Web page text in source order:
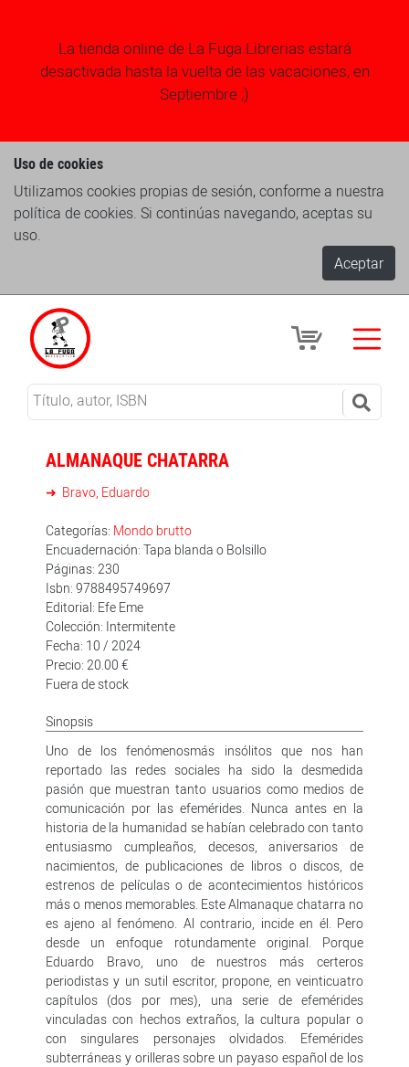
La tienda online de La Fuga Librerias estará
desactivada hasta la vuelta de las vacaciones, en
Septiembre ;)
Uso de cookies
Utilizamos cookies propias de sesión, conforme a nuestra
política de cookies. Si continúas navegando, aceptas su
uso.
Aceptar
ALMANAQUE CHATARRA
Bravo, Eduardo
Categorías: Mondo brutto
Encuadernación: Tapa blanda o Bolsillo
Páginas: 230
Isbn: 9788495749697
Editorial: Efe Eme
Colección: Intermitente
Fecha: 10 / 2024
Precio: 20.00 €
Fuera de stock
Sinopsis
Uno de los fenómenosmás insólitos que nos han
reportado las redes sociales ha sido la desmedida
pasión que muestran tanto usuarios como medios de
comunicación por las efemérides. Nunca antes en la
historia de la humanidad se habían celebrado con tanto
entusiasmo cumpleaños, decesos, aniversarios de
nacimientos, de publicaciones de libros o discos, de
estrenos de películas o de acontecimientos históricos
más o menos memorables. Este Almanaque chatarra no
es ajeno al fenómeno. Al contrario, incide en él. Pero
desde un enfoque rotundamente original. Porque
Eduardo Bravo, uno de nuestros más certeros
periodistas y un sutil escritor, propone, en veinticuatro
capítulos (dos por mes), una serie de efemérides
vinculadas con hechos extraños, la cultura popular o
con singulares personajes olvidados. Efemérides
subterráneas y orilleras sobre un payaso español de los